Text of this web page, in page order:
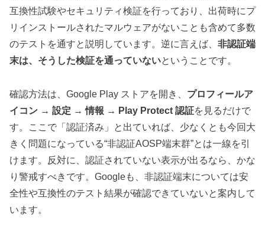
互換性試験やセキュリティ検証を行っており、出荷時にプ
リインストールされたマルウェアがないことも含めて多数
のテストを通すと説明しています。逆に言えば、 非認証端
末は、そうした検証を通っていないということです。
確認方法は、Google Play ストアを開き、 プロフィールア
イコン → 設定 → 情報 → Play Protect 認証を見るだけで
す。ここで「認証済み」と出ていれば、少なくとも今回大
きく問題になっている“非認証AOSP端末群”とは一線を引
けます。反対に、認証されていない表示が出るなら、かな
り警戒すべきです。Googleも、非認証端末については安
全性や互換性のテスト結果が確認できていないと案内して
います。